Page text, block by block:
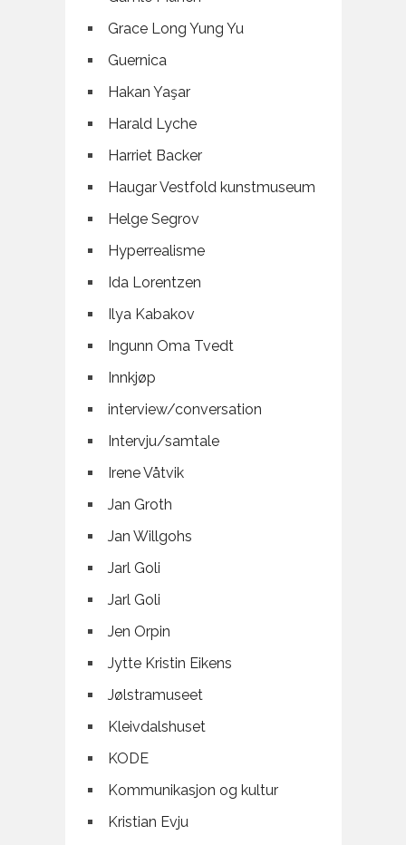
Grace Long Yung Yu
Guernica
Hakan Yaşar
Harald Lyche
Harriet Backer
Haugar Vestfold kunstmuseum
Helge Segrov
Hyperrealisme
Ida Lorentzen
Ilya Kabakov
Ingunn Oma Tvedt
Innkjøp
interview/conversation
Intervju/samtale
Irene Våtvik
Jan Groth
Jan Willgohs
Jarl Goli
Jarl Goli
Jen Orpin
Jytte Kristin Eikens
Jølstramuseet
Kleivdalshuset
KODE
Kommunikasjon og kultur
Kristian Evju